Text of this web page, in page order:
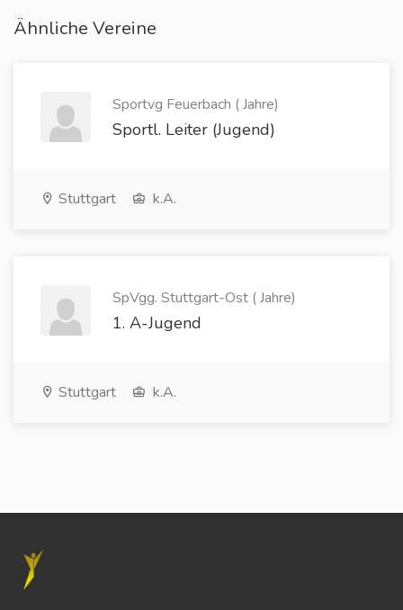
Ähnliche Vereine
Sportvg Feuerbach ( Jahre)
Sportl. Leiter (Jugend)
Stuttgart k.A.
SpVgg. Stuttgart-Ost ( Jahre)
1. A-Jugend
Stuttgart k.A.